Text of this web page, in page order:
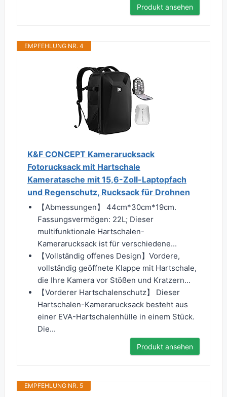
Produkt ansehen
EMPFEHLUNG NR. 4
K&F CONCEPT Kamerarucksack
Fotorucksack mit Hartschale
Kameratasche mit 15,6-Zoll-Laptopfach
und Regenschutz, Rucksack für Drohnen
【Abmessungen】 44cm*30cm*19cm.
Fassungsvermögen: 22L; Dieser
multifunktionale Hartschalen-
Kamerarucksack ist für verschiedene...
【Vollständig offenes Design】Vordere,
vollständig geöffnete Klappe mit Hartschale,
die Ihre Kamera vor Stößen und Kratzern...
【Vorderer Hartschalenschutz】 Dieser
Hartschalen-Kamerarucksack besteht aus
einer EVA-Hartschalenhülle in einem Stück.
Die...
Produkt ansehen
EMPFEHLUNG NR. 5